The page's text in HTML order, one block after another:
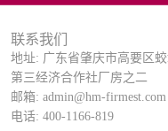
联系我们
地址: 广东省肇庆市高要区
第三经济合作社厂房之二
邮箱: admin@hm-firmest.com
电话: 400-1166-819